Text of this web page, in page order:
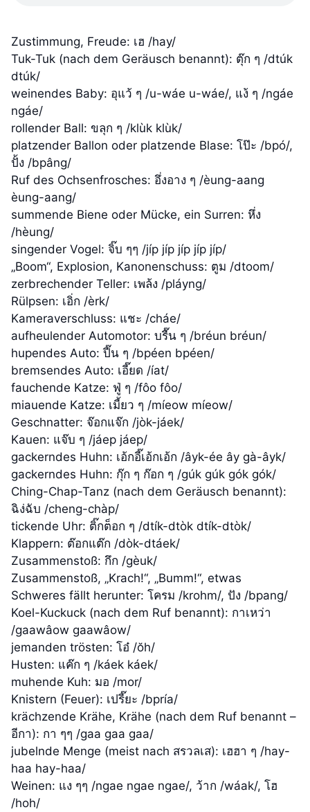
Zustimmung, Freude: เฮ /hay/
Tuk-Tuk (nach dem Geräusch benannt): ตุ๊ก ๆ /dtúk
dtúk/
weinendes Baby: อุแว้ ๆ /u-wáe u-wáe/, แง้ ๆ /ngáe
ngáe/
rollender Ball: ขลุก ๆ /klùk klùk/
platzender Ballon oder platzende Blase: โป๊ะ /bpó/,
ปั้ง /bpâng/
Ruf des Ochsenfrosches: อึ่งอาง ๆ /èung-aang
èung-aang/
summende Biene oder Mücke, ein Surren: หึ่ง
/hèung/
singender Vogel: จิ๊บ ๆๆ /jíp jíp jíp jíp jíp/
„Boom“, Explosion, Kanonenschuss: ตูม /dtoom/
zerbrechender Teller: เพล้ง /pláyng/
Rülpsen: เอิ่ก /èrk/
Kameraverschluss: แชะ /cháe/
aufheulender Automotor: บรื๊น ๆ /bréun bréun/
hupendes Auto: ปี๊น ๆ /bpéen bpéen/
bremsendes Auto: เอี๊ยด /íat/
fauchende Katze: ฟู่ ๆ /fôo fôo/
miauende Katze: เมี้ยว ๆ /míeow míeow/
Geschnatter: จ๊อกแจ๊ก /jòk-jáek/
Kauen: แจ๊บ ๆ /jáep jáep/
gackerndes Huhn: เอ้กอี๊เอ้กเอ้ก /âyk-ée ây gà-âyk/
gackerndes Huhn: กุ๊ก ๆ ก๊อก ๆ /gúk gúk gók gók/
Ching-Chap-Tanz (nach dem Geräusch benannt):
ฉิง่ฉับ /cheng-chàp/
tickende Uhr: ติ๊กต็อก ๆ /dtík-dtòk dtík-dtòk/
Klappern: ต๊อกแต๊ก /dòk-dtáek/
Zusammenstoß: กึก /gèuk/
Zusammenstoß, „Krach!“, „Bumm!“, etwas
Schweres fällt herunter: โครม /krohm/, ปัง /bpang/
Koel-Kuckuck (nach dem Ruf benannt): กาเหว่า
/gaawâow gaawâow/
jemanden trösten: โอ๋ /ŏh/
Husten: แค๊ก ๆ /káek káek/
muhende Kuh: มอ /mor/
Knistern (Feuer): เปรี๊ยะ /bpría/
krächzende Krähe, Krähe (nach dem Ruf benannt –
อีกา): กา ๆๆ /gaa gaa gaa/
jubelnde Menge (meist nach สรวลเส): เฮฮา ๆ /hay-
haa hay-haa/
Weinen: แง ๆๆ /ngae ngae ngae/, ว้าก /wáak/, โฮ
/hoh/